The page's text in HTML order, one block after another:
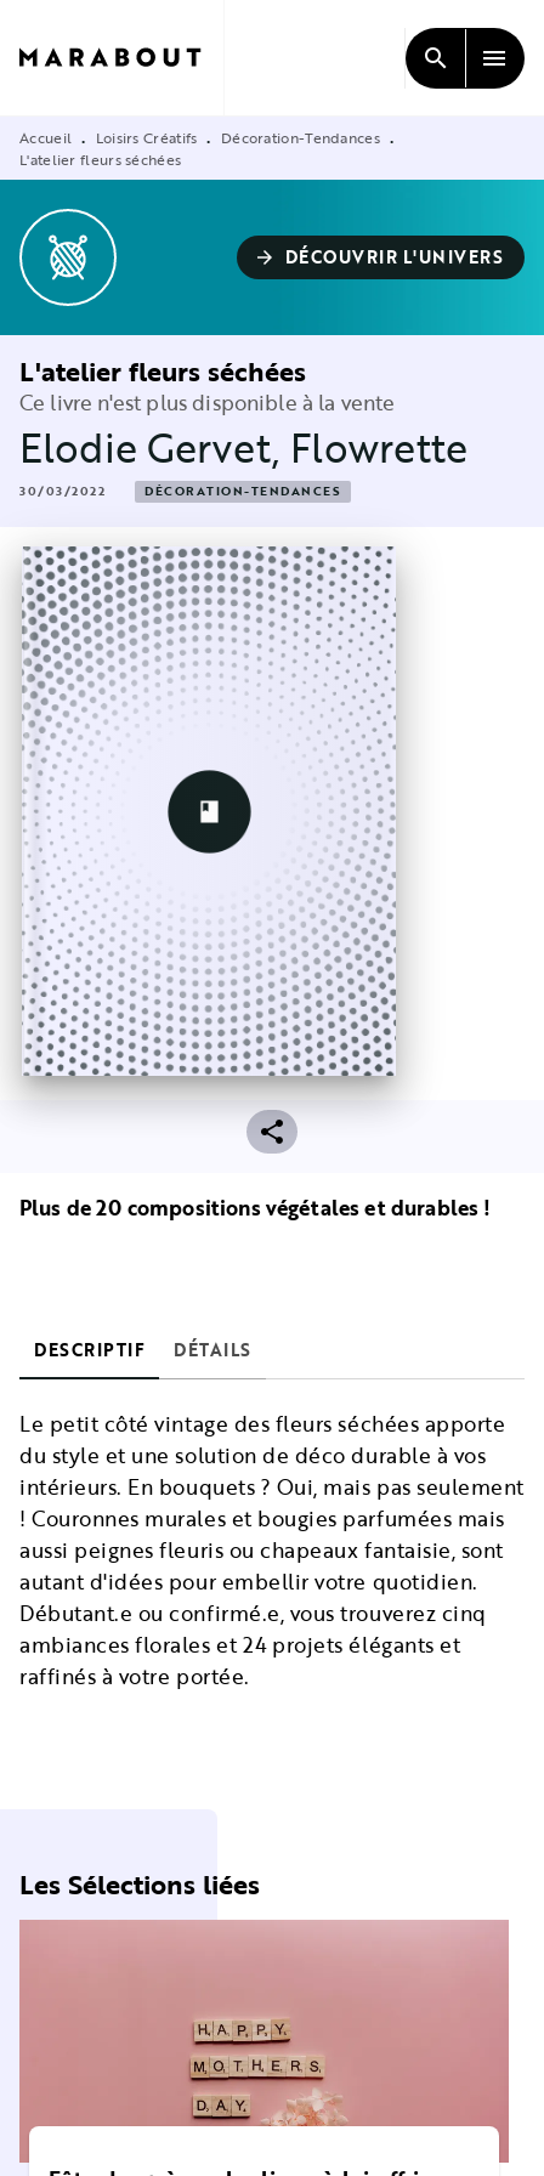
CONTENU
search menu
Accueil • Loisirs Créatifs • Décoration-Tendances •
L'atelier fleurs séchées
arrow_forward DÉCOUVRIR L'UNIVERS
L'atelier fleurs séchées
Ce livre n'est plus disponible à la vente
Elodie Gervet, Flowrette
30/03/2022 DÉCORATION-TENDANCES
Plus de 20 compositions végétales et durables !
DESCRIPTIF DÉTAILS
Le petit côté vintage des fleurs séchées apporte
du style et une solution de déco durable à vos
intérieurs. En bouquets ? Oui, mais pas seulement
! Couronnes murales et bougies parfumées mais
aussi peignes fleuris ou chapeaux fantaisie, sont
autant d'idées pour embellir votre quotidien.
Débutant.e ou confirmé.e, vous trouverez cinq
ambiances florales et 24 projets élégants et
raffinés à votre portée.
Les Sélections liées